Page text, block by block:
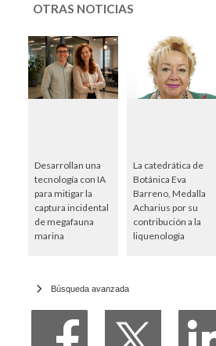
OTRAS NOTICIAS
Desarrollan una
tecnología con IA
para mitigar la
captura incidental
de megafauna
marina
La catedrática de
Botánica Eva
Barreno, Medalla
Acharius por su
contribución a la
liquenología
Búsqueda avanzada